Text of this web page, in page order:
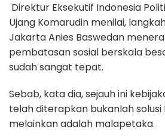
Direktur Eksekutif Indonesia
Ujang Komarudin menilai,
Jakarta Anies Baswedan
pembatasan sosial berskala
sudah sangat tepat.
Sebab, kata dia, sejauh ini
telah diterapkan bukanlah
melainkan adalah malapetaka.